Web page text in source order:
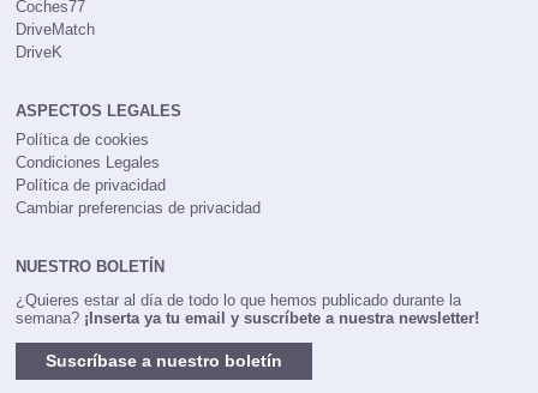
Coches77
DriveMatch
DriveK
ASPECTOS LEGALES
Política de cookies
Condiciones Legales
Política de privacidad
Cambiar preferencias de privacidad
NUESTRO BOLETÍN
¿Quieres estar al día de todo lo que hemos publicado durante la
semana? ¡Inserta ya tu email y suscríbete a nuestra newsletter!
Suscríbase a nuestro boletín